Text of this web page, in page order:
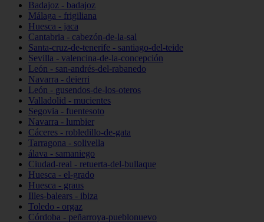
Badajoz - badajoz
Málaga - frigiliana
Huesca - jaca
Cantabria - cabezón-de-la-sal
Santa-cruz-de-tenerife - santiago-del-teide
Sevilla - valencina-de-la-concepción
León - san-andrés-del-rabanedo
Navarra - deierri
León - gusendos-de-los-oteros
Valladolid - mucientes
Segovia - fuentesoto
Navarra - lumbier
Cáceres - robledillo-de-gata
Tarragona - solivella
álava - samaniego
Ciudad-real - retuerta-del-bullaque
Huesca - el-grado
Huesca - graus
Illes-balears - ibiza
Toledo - orgaz
Córdoba - peñarroya-pueblonuevo